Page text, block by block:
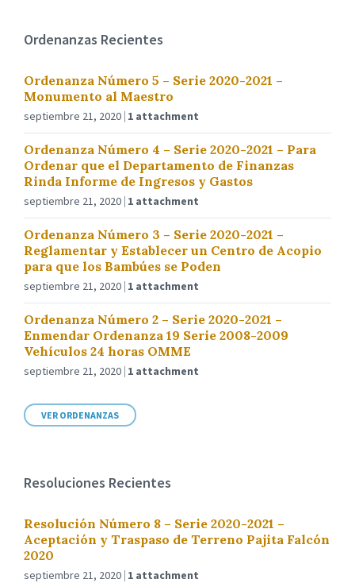
Ordenanzas Recientes
Ordenanza Número 5 – Serie 2020-2021 –
Monumento al Maestro
septiembre 21, 2020 1 attachment
Ordenanza Número 4 – Serie 2020-2021 – Para
Ordenar que el Departamento de Finanzas
Rinda Informe de Ingresos y Gastos
septiembre 21, 2020 1 attachment
Ordenanza Número 3 – Serie 2020-2021 –
Reglamentar y Establecer un Centro de Acopio
para que los Bambúes se Poden
septiembre 21, 2020 1 attachment
Ordenanza Número 2 – Serie 2020-2021 –
Enmendar Ordenanza 19 Serie 2008-2009
Vehículos 24 horas OMME
septiembre 21, 2020 1 attachment
VER ORDENANZAS
Resoluciones Recientes
Resolución Número 8 – Serie 2020-2021 –
Aceptación y Traspaso de Terreno Pajita Falcón
2020
septiembre 21, 2020 1 attachment